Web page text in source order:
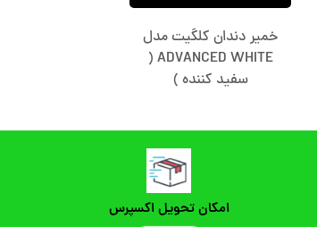
خمیر دندان کلگیت مدل
ADVANCED WHITE (
سفید کننده )
امکان تحویل اکسپرس